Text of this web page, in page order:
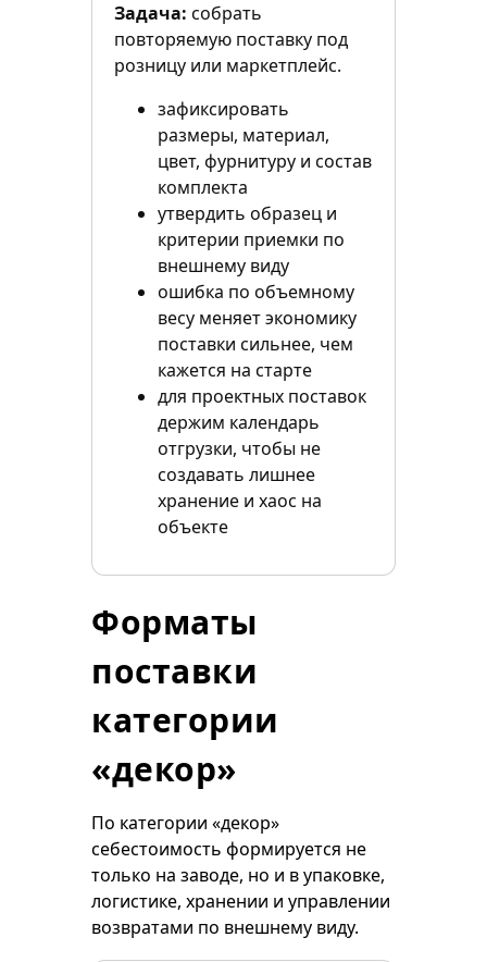
Задача: собрать
повторяемую поставку под
розницу или маркетплейс.
зафиксировать
размеры, материал,
цвет, фурнитуру и состав
комплекта
утвердить образец и
критерии приемки по
внешнему виду
ошибка по объемному
весу меняет экономику
поставки сильнее, чем
кажется на старте
для проектных поставок
держим календарь
отгрузки, чтобы не
создавать лишнее
хранение и хаос на
объекте
Форматы
поставки
категории
«декор»
По категории «декор»
себестоимость формируется не
только на заводе, но и в упаковке,
логистике, хранении и управлении
возвратами по внешнему виду.